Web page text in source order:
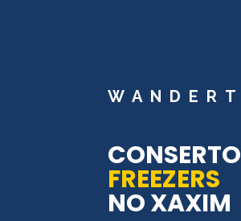
FREEZERS
NO XAXIM